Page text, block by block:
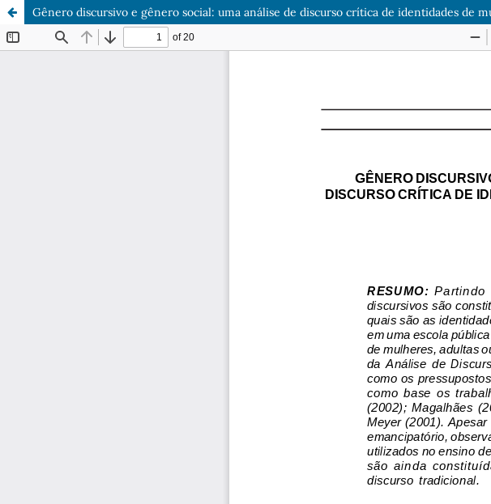
Gênero discursivo e gênero social: uma análise de discurso crítica de identidades de